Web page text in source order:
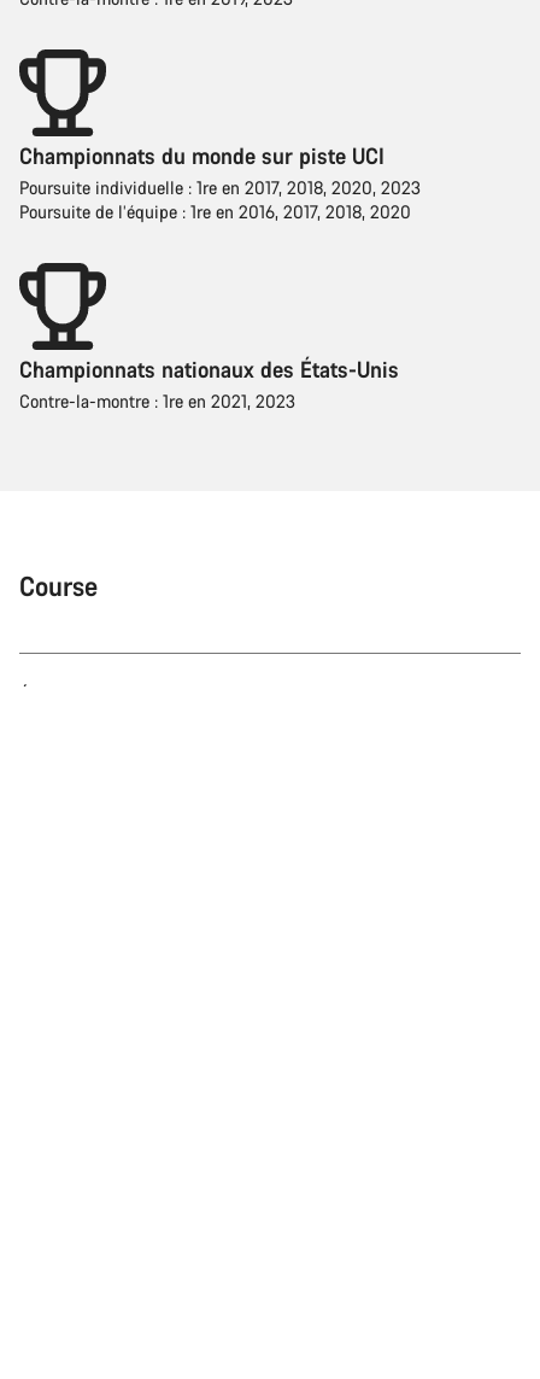
Championnats du monde sur piste UCI
Poursuite individuelle : 1re en 2017, 2018, 2020, 2023
Poursuite de l’équipe : 1re en 2016, 2017, 2018, 2020
Championnats nationaux des États-Unis
Contre-la-montre : 1re en 2021, 2023
Course